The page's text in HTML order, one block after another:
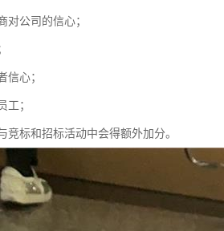
对公司的信心；
信心；
工；
竞标和招标活动中会得额外加分。